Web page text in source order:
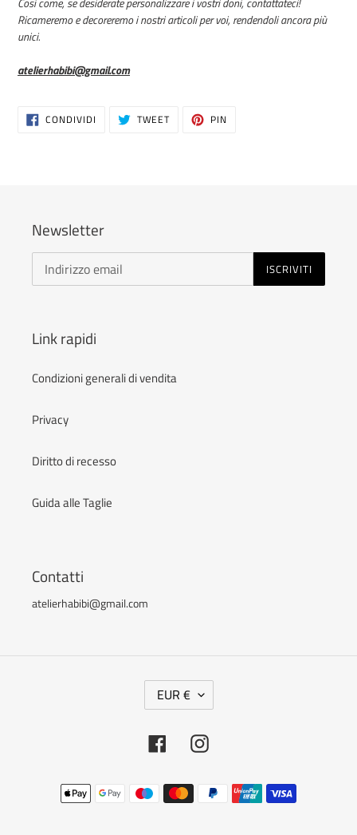
Ricameremo e decoreremo i nostri articoli per voi, rendendoli ancora più
unici.
atelierhabibi@gmail.com
CONDIVIDI CONDIVIDITWEET TWITTA PIN
Newsletter
ISCRIVITI
Link rapidi
Condizioni generali di vendita
Privacy
Diritto di recesso
Guida alle Taglie
Contatti
atelierhabibi@gmail.com
V
A
L
U
A
EUR €
FacebookInstagram
Metodi
di